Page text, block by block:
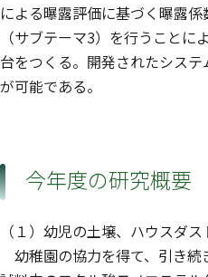
による曝露評価に基づく曝露
（サブテーマ3）を行うこと
台をつくる。開発されたシス
が可能である。
今年度の研究概要
（１）幼児の土壌、ハウスダ
幼稚園の協力を得て、引き続